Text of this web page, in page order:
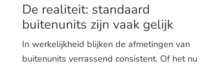
De realiteit: standaard
buitenunits zijn vaak gelijk
In werkelijkheid blijken de afmetingen van
buitenunits verrassend consistent. Of het nu